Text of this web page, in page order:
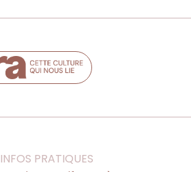
INFOS PRATIQUES